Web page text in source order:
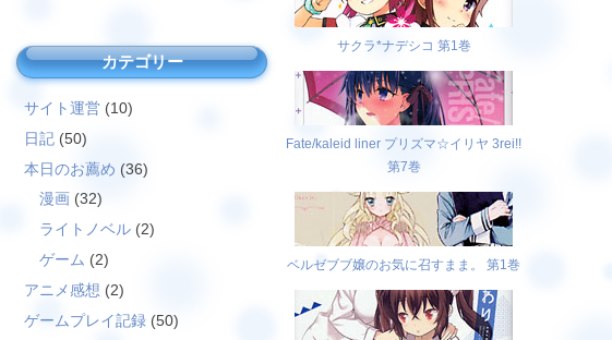
カテゴリー
サイト運営 (10)
日記 (50)
本日のお薦め (36)
漫画 (32)
ライトノベル (2)
ゲーム (2)
アニメ感想 (2)
ゲームプレイ記録 (50)
サクラ*ナデシコ 第1巻
Fate/kaleid liner プリズマ☆イリヤ 3rei!!
第7巻
ベルゼブブ嬢のお気に召すまま。 第1巻